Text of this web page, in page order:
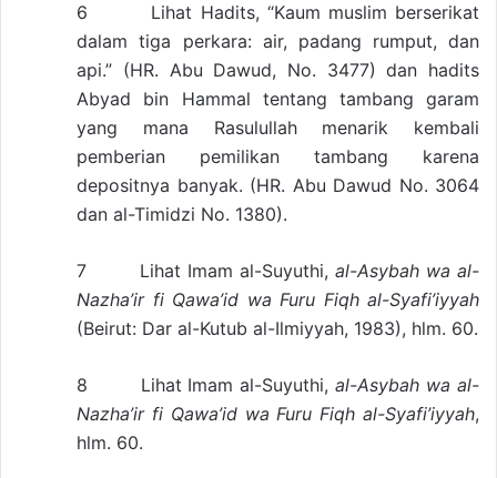
6 Lihat Hadits, “Kaum muslim berserikat
dalam tiga perkara: air, padang rumput, dan
api.” (HR. Abu Dawud, No. 3477) dan hadits
Abyad bin Hammal tentang tambang garam
yang mana Rasulullah menarik kembali
pemberian pemilikan tambang karena
depositnya banyak. (HR. Abu Dawud No. 3064
dan al-Timidzi No. 1380).
7 Lihat Imam al-Suyuthi,al-Asybah wa al-
Nazha’ir fi Qawa’id wa Furu Fiqh al-Syafi’iyyah
(Beirut: Dar al-Kutub al-Ilmiyyah, 1983), hlm. 60.
8 Lihat Imam al-Suyuthi,al-Asybah wa al-
Nazha’ir fi Qawa’id wa Furu Fiqh al-Syafi’iyyah,
hlm. 60.